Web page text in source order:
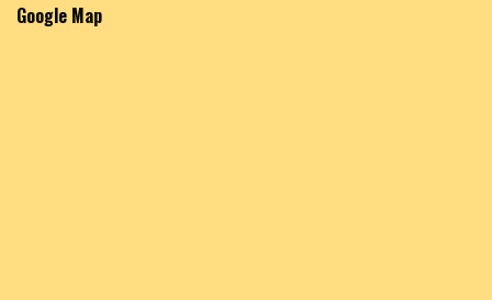
Google Map